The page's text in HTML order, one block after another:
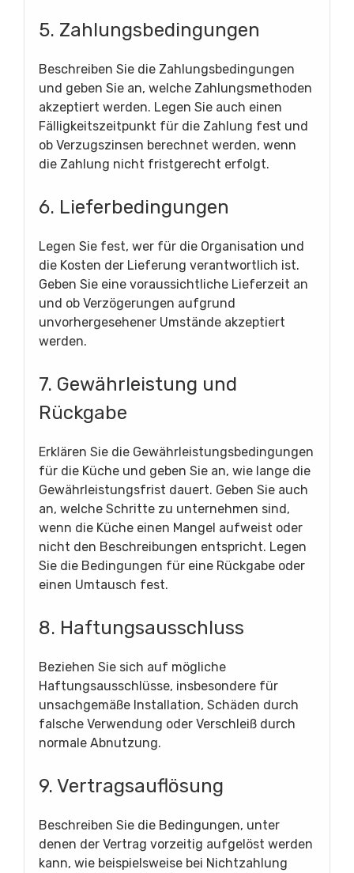
5. Zahlungsbedingungen
Beschreiben Sie die Zahlungsbedingungen
und geben Sie an, welche Zahlungsmethoden
akzeptiert werden. Legen Sie auch einen
Fälligkeitszeitpunkt für die Zahlung fest und
ob Verzugszinsen berechnet werden, wenn
die Zahlung nicht fristgerecht erfolgt.
6. Lieferbedingungen
Legen Sie fest, wer für die Organisation und
die Kosten der Lieferung verantwortlich ist.
Geben Sie eine voraussichtliche Lieferzeit an
und ob Verzögerungen aufgrund
unvorhergesehener Umstände akzeptiert
werden.
7. Gewährleistung und
Rückgabe
Erklären Sie die Gewährleistungsbedingungen
für die Küche und geben Sie an, wie lange die
Gewährleistungsfrist dauert. Geben Sie auch
an, welche Schritte zu unternehmen sind,
wenn die Küche einen Mangel aufweist oder
nicht den Beschreibungen entspricht. Legen
Sie die Bedingungen für eine Rückgabe oder
einen Umtausch fest.
8. Haftungsausschluss
Beziehen Sie sich auf mögliche
Haftungsausschlüsse, insbesondere für
unsachgemäße Installation, Schäden durch
falsche Verwendung oder Verschleiß durch
normale Abnutzung.
9. Vertragsauflösung
Beschreiben Sie die Bedingungen, unter
denen der Vertrag vorzeitig aufgelöst werden
kann, wie beispielsweise bei Nichtzahlung